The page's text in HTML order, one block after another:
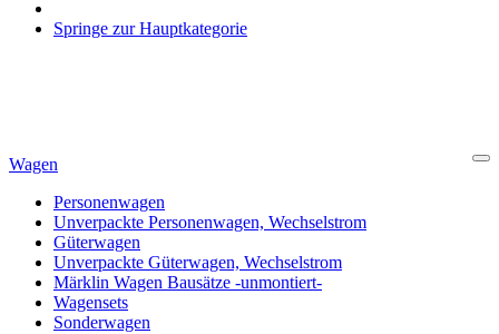
Springe zur Hauptkategorie
Wagen
Personenwagen
Unverpackte Personenwagen, Wechselstrom
Güterwagen
Unverpackte Güterwagen, Wechselstrom
Märklin Wagen Bausätze -unmontiert-
Wagensets
Sonderwagen